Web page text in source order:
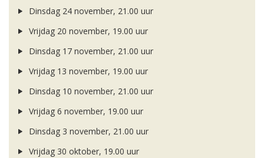
Dinsdag 24 november, 21.00 uur
Vrijdag 20 november, 19.00 uur
Dinsdag 17 november, 21.00 uur
Vrijdag 13 november, 19.00 uur
Dinsdag 10 november, 21.00 uur
Vrijdag 6 november, 19.00 uur
Dinsdag 3 november, 21.00 uur
Vrijdag 30 oktober, 19.00 uur